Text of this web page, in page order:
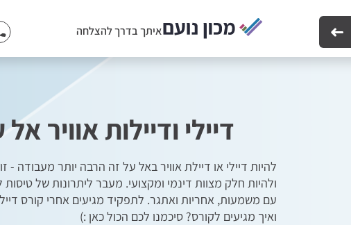
איתך בדרך להצלחה
דיילי ודיילות
להיות דיילי או דיילת אוויר באל על זה הרבה יותר
ולהיות חלק מצוות דינמי ומקצועי. מעבר ליתרונות של
עם משמעות, אחריות ואתגר. לתפקיד מגיעים אחרי קורס
ואיך מגיעים לקורס? סיכמנו לכם הכול כאן :)